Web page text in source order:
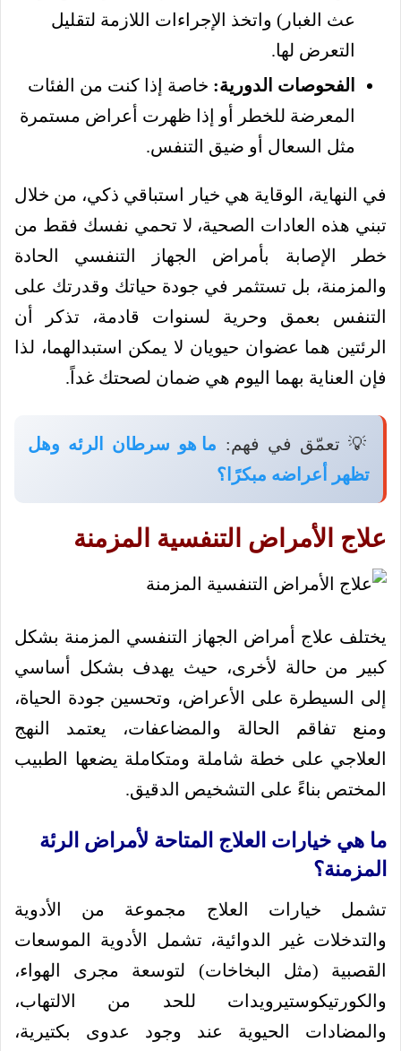
عث الغبار) واتخذ الإجراءات اللازمة لتقليل
التعرض لها.
الفحوصات الدورية: خاصة إذا كنت من الفئات
المعرضة للخطر أو إذا ظهرت أعراض مستمرة
مثل السعال أو ضيق التنفس.
في النهاية، الوقاية هي خيار استباقي ذكي، من خلال
تبني هذه العادات الصحية، لا تحمي نفسك فقط من
خطر الإصابة بأمراض الجهاز التنفسي الحادة
والمزمنة، بل تستثمر في جودة حياتك وقدرتك على
التنفس بعمق وحرية لسنوات قادمة، تذكر أن
الرئتين هما عضوان حيويان لا يمكن استبدالهما، لذا
فإن العناية بهما اليوم هي ضمان لصحتك غداً.
💡 تعمّق في فهم: ما هو سرطان الرئه وهل
تظهر أعراضه مبكرًا؟
علاج الأمراض التنفسية المزمنة
يختلف علاج أمراض الجهاز التنفسي المزمنة بشكل
كبير من حالة لأخرى، حيث يهدف بشكل أساسي
إلى السيطرة على الأعراض، وتحسين جودة الحياة،
ومنع تفاقم الحالة والمضاعفات، يعتمد النهج
العلاجي على خطة شاملة ومتكاملة يضعها الطبيب
المختص بناءً على التشخيص الدقيق.
ما هي خيارات العلاج المتاحة لأمراض الرئة
المزمنة؟
تشمل خيارات العلاج مجموعة من الأدوية
والتدخلات غير الدوائية، تشمل الأدوية الموسعات
القصبية (مثل البخاخات) لتوسعة مجرى الهواء،
والكورتيكوستيرويدات للحد من الالتهاب،
والمضادات الحيوية عند وجود عدوى بكتيرية،